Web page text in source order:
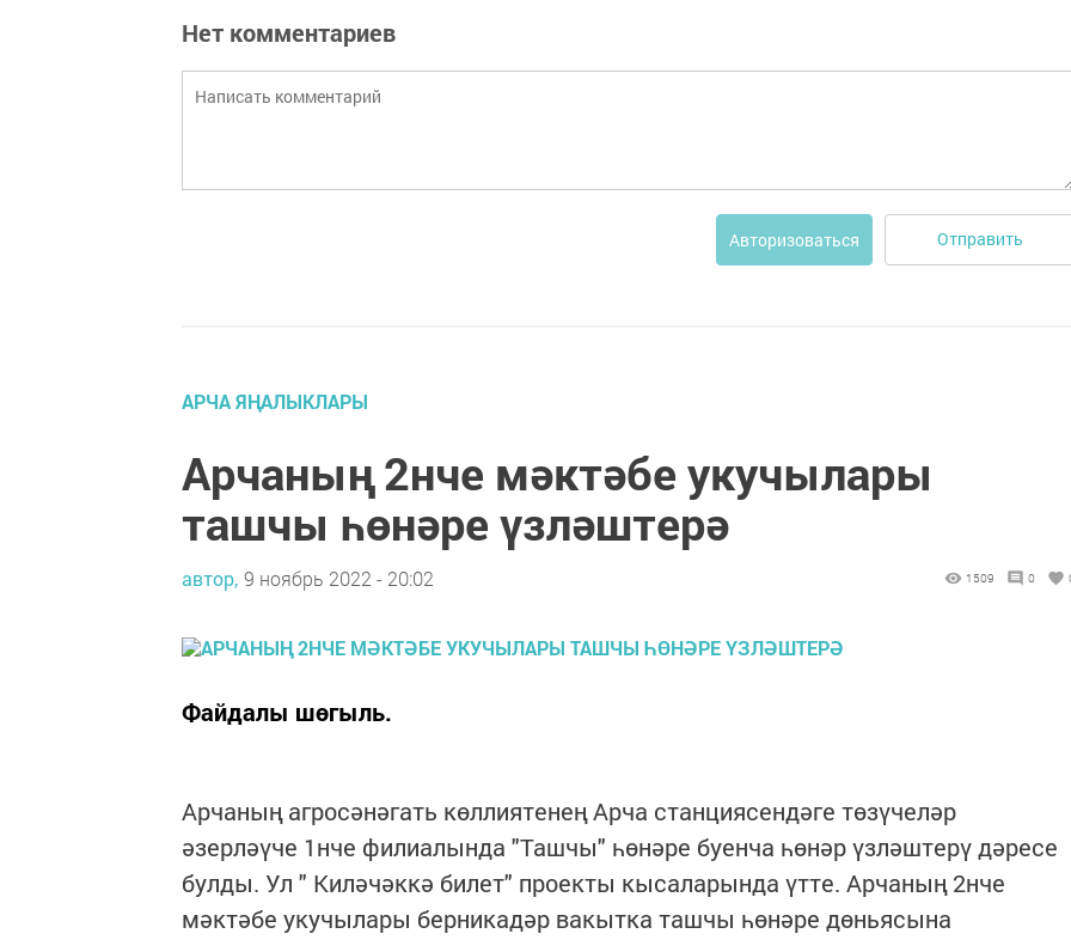
Нет комментариев
Авторизоваться Отправить
АРЧА ЯҢАЛЫКЛАРЫ
Арчаның 2нче мәктәбе укучылары
ташчы һөнәре үзләштерә
автор, 9 ноябрь 2022 - 20:02 1509 0
Файдалы шөгыль.
Арчаның агросәнәгать көллиятенең Арча станциясендәге төзүчеләр
әзерләүче 1нче филиалында "Ташчы" һөнәре буенча һөнәр үзләштерү дәресе
булды. Ул " Киләчәккә билет" проекты кысаларында үтте. Арчаның 2нче
мәктәбе укучылары берникадәр вакытка ташчы һөнәре дөньясына